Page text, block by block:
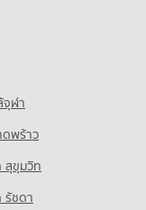
จุฬา
ดพร้าว
สุขุมวิท
รัชดา